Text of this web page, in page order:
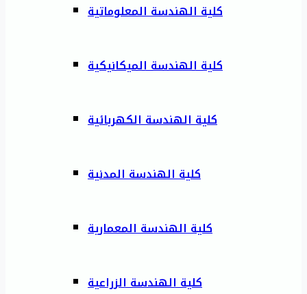
كلية الهندسة المعلوماتية
كلية الهندسة الميكانيكية
كلية الهندسة الكهربائية
كلية الهندسة المدنية
كلية الهندسة المعمارية
كلية الهندسة الزراعية